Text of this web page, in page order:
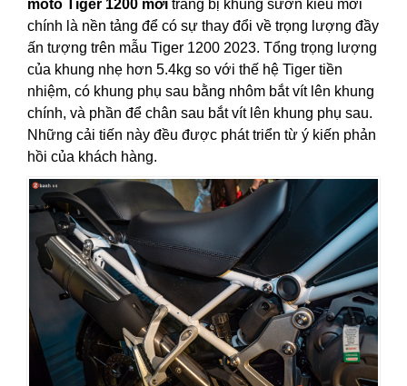
môtô Tiger 1200 mới trang bị khung sườn kiểu mới
chính là nền tảng để có sự thay đổi về trọng lượng đầy
ấn tượng trên mẫu Tiger 1200 2023. Tổng trọng lượng
của khung nhẹ hơn 5.4kg so với thế hệ Tiger tiền
nhiệm, có khung phụ sau bằng nhôm bắt vít lên khung
chính, và phần để chân sau bắt vít lên khung phụ sau.
Những cải tiến này đều được phát triển từ ý kiến phản
hồi của khách hàng.